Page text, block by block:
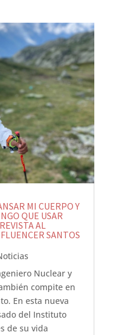
MI CUERPO Y
QUE USAR
AL
SANTOS
Nuclear y
compite en
En esta nueva
del Instituto
de su vida